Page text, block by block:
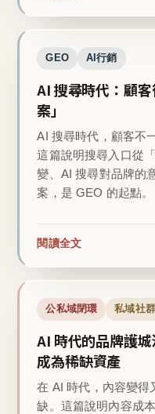
GEO AI行銷
AI 搜尋時代：顧
案」
AI 搜尋時代，顧客不
這篇說明搜尋入口從
變、AI 搜尋對品牌的
案，是 GEO 的起點。
閱讀全文
公私域閉環 私域社群
AI 時代的品牌護
成為稀缺資產
在 AI 時代，內容變得
缺。這篇說明內容成